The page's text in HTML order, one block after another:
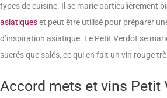
types de cuisine. Il se marie particulièrement
asiatiqueset peut être utilisé pour préparer
d’inspiration asiatique. Le Petit Verdot se
sucrés que salés, ce qui en fait un vin rouge
Accord mets et vins Petit